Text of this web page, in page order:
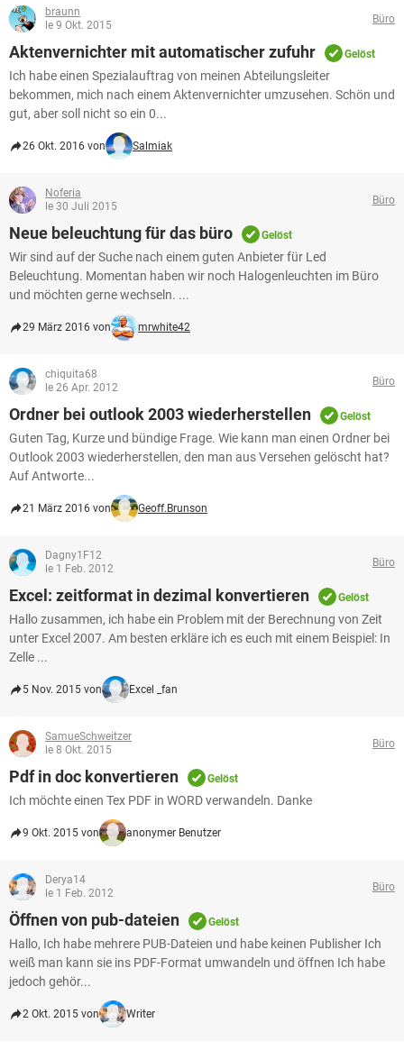
braunn
le 9 Okt. 2015
Büro
Aktenvernichter mit automatischer zufuhr Gelöst
Ich habe einen Spezialauftrag von meinen Abteilungsleiter
bekommen, mich nach einem Aktenvernichter umzusehen. Schön und
gut, aber soll nicht so ein 0...
26 Okt. 2016 von Salmiak
Noferia
le 30 Juli 2015
Büro
Neue beleuchtung für das büro Gelöst
Wir sind auf der Suche nach einem guten Anbieter für Led
Beleuchtung. Momentan haben wir noch Halogenleuchten im Büro
und möchten gerne wechseln. ...
29 März 2016 von mrwhite42
chiquita68
le 26 Apr. 2012
Büro
Ordner bei outlook 2003 wiederherstellen Gelöst
Guten Tag, Kurze und bündige Frage. Wie kann man einen Ordner bei
Outlook 2003 wiederherstellen, den man aus Versehen gelöscht hat?
Auf Antworte...
21 März 2016 von Geoff.Brunson
Dagny1F12
le 1 Feb. 2012
Büro
Excel: zeitformat in dezimal konvertieren Gelöst
Hallo zusammen, ich habe ein Problem mit der Berechnung von Zeit
unter Excel 2007. Am besten erkläre ich es euch mit einem Beispiel: In
Zelle ...
5 Nov. 2015 von Excel _fan
SamueSchweitzer
le 8 Okt. 2015
Büro
Pdf in doc konvertieren Gelöst
Ich möchte einen Tex PDF in WORD verwandeln. Danke
9 Okt. 2015 von anonymer Benutzer
Derya14
le 1 Feb. 2012
Büro
Öffnen von pub-dateien Gelöst
Hallo, Ich habe mehrere PUB-Dateien und habe keinen Publisher Ich
weiß man kann sie ins PDF-Format umwandeln und öffnen Ich habe
jedoch gehör...
2 Okt. 2015 von Writer